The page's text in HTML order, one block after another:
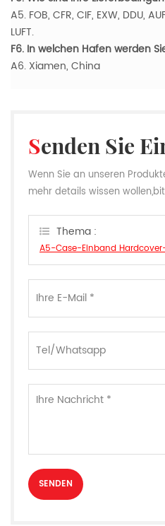
A5. FOB, CFR, CIF, EXW, DDU,
LUFT.
F6. In welchen Hafen werden
A6. Xiamen, China
Senden Sie
Wenn Sie an unseren
mehr details wissen
können.Thema :
A5-Case-Einband